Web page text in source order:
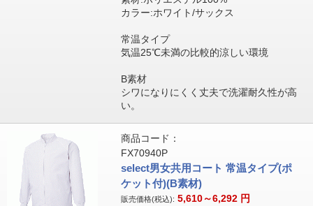
カラー:ホワイト/サックス
常温タイプ
気温25℃未満の比較的涼しい環境
B素材
シワになりにくく丈夫で洗濯耐久性が高
い。
商品コード：
FX70940P
select男女共用コート 常温タイプ(ポ
ケット付)(B素材)
販売価格(税込): 5,610～6,292 円